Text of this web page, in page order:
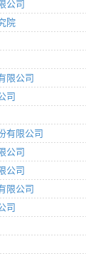
公司
院
限公司
司
有限公司
公司
公司
限公司
司